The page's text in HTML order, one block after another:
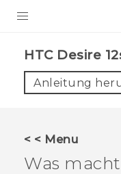
VIVE
HTC Desire
Anleitung
< < Menu
Was macht